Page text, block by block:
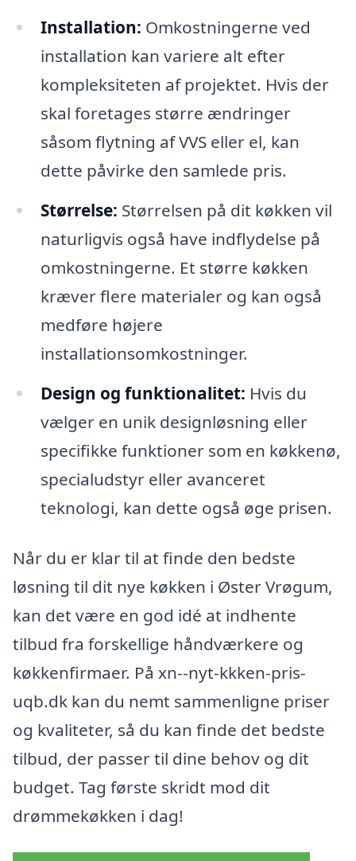
Installation: Omkostningerne ved
installation kan variere alt efter
kompleksiteten af projektet. Hvis der
skal foretages større ændringer
såsom flytning af VVS eller el, kan
dette påvirke den samlede pris.
Størrelse: Størrelsen på dit køkken vil
naturligvis også have indflydelse på
omkostningerne. Et større køkken
kræver flere materialer og kan også
medføre højere
installationsomkostninger.
Design og funktionalitet: Hvis du
vælger en unik designløsning eller
specifikke funktioner som en køkkenø,
specialudstyr eller avanceret
teknologi, kan dette også øge prisen.
Når du er klar til at finde den bedste
løsning til dit nye køkken i Øster Vrøgum,
kan det være en god idé at indhente
tilbud fra forskellige håndværkere og
køkkenfirmaer. På xn--nyt-kkken-pris-
uqb.dk kan du nemt sammenligne priser
og kvaliteter, så du kan finde det bedste
tilbud, der passer til dine behov og dit
budget. Tag første skridt mod dit
drømmekøkken i dag!